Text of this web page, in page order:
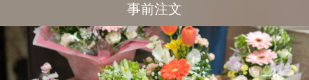
事前注文